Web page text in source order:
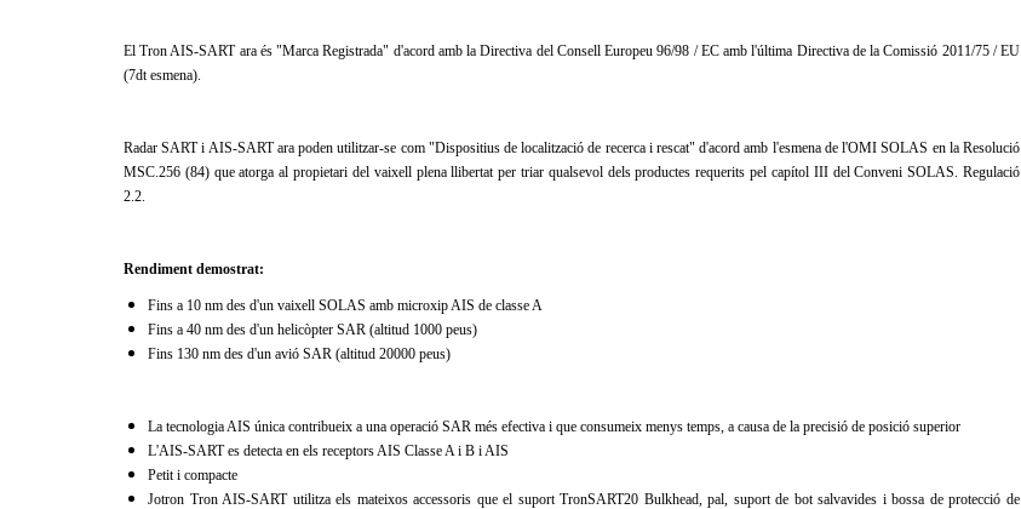
El Tron AIS-SART ara és "Marca Registrada" d'acord amb la Directiva del Consell Europeu 96/98 / EC amb l'última Directiva de la Comissió 2011/75 / EU
(7dt esmena).
Radar SART i AIS-SART ara poden utilitzar-se com "Dispositius de localització de recerca i rescat" d'acord amb l'esmena de l'OMI SOLAS en la Resolució
MSC.256 (84) que atorga al propietari del vaixell plena llibertat per triar qualsevol delsproductes requerits pel capítol III del Conveni SOLAS.Regulació
2.2.
Rendiment demostrat:
Fins a 10 nm des d'un vaixell SOLAS amb microxip AIS de classe A
Fins a 40 nm des d'un helicòpter SAR (altitud 1000 peus)
Fins 130 nm des d'un avió SAR (altitud 20000 peus)
La tecnologia AIS única contribueix a una operació SAR més efectiva i que consumeix menys temps, a causa de la precisió de posició superior
L'AIS-SART es detecta en els receptors AIS Classe A i B i AIS
Petit i compacte
Jotron Tron AIS-SART utilitza els mateixos accessoris que el suport TronSART20 Bulkhead, pal, suport de bot salvavides i bossa de protecció de